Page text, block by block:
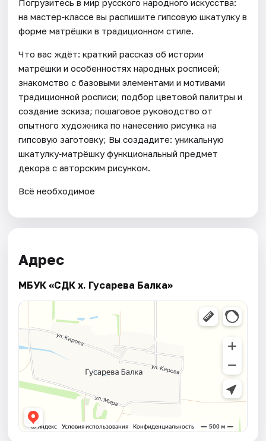
Погрузитесь в мир русского народного искусства:
на мастер‑классе вы распишите гипсовую шкатулку в
форме матрёшки в традиционном стиле.
Что вас ждёт: краткий рассказ об истории
матрёшки и особенностях народных росписей;
знакомство с базовыми элементами и мотивами
традиционной росписи; подбор цветовой палитры и
создание эскиза; пошаговое руководство от
опытного художника по нанесению рисунка на
гипсовую заготовку; Вы создадите: уникальную
шкатулку‑матрёшку функциональный предмет
декора с авторским рисунком.
Всё необходимое
Адрес
МБУК «СДК х. Гусарева Балка»